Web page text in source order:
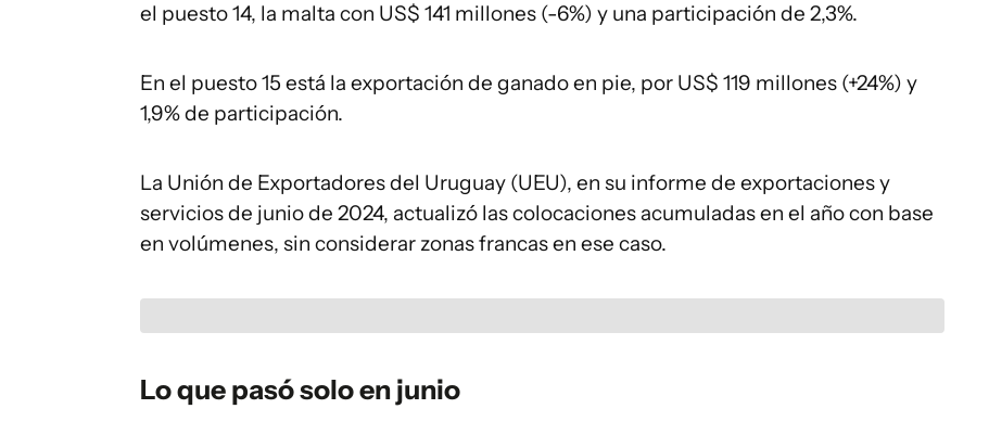
el puesto 14, la malta con US$ 141 millones (-6%) y una participación de 2,3%.
En el puesto 15 está la exportación de ganado en pie, por US$ 119 millones (+24%) y
1,9% de participación.
La Unión de Exportadores del Uruguay (UEU), en su informe de exportaciones y
servicios de junio de 2024, actualizó las colocaciones acumuladas en el año con base
en volúmenes, sin considerar zonas francas en ese caso.
Lo que pasó solo en junio